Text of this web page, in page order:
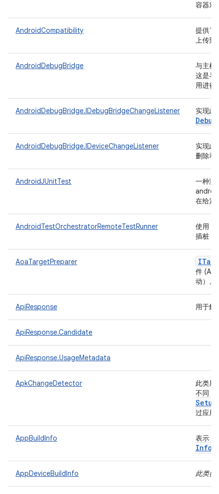
容器对
AndroidCompatibility
提供了
上传到
AndroidDebugBridge
与主机
这是与
用进行
AndroidDebugBridge.IDebugBridgeChangeListener 实现此
Debug
AndroidDebugBridge.IDeviceChangeListener
实现此
删除和
AndroidJUnitTest
一种测
在给定
AndroidTestOrchestratorRemoteTestRunner
使用
插桩
AoaTargetPreparer
件
动）。
ApiResponse 用于解
ApiResponse.Candidate
ApiResponse.UsageMetadata
ApkChangeDetector
此类用
不同，
过应用
AppBuildInfo 表示
Info
AppDeviceBuildInfo 此类已